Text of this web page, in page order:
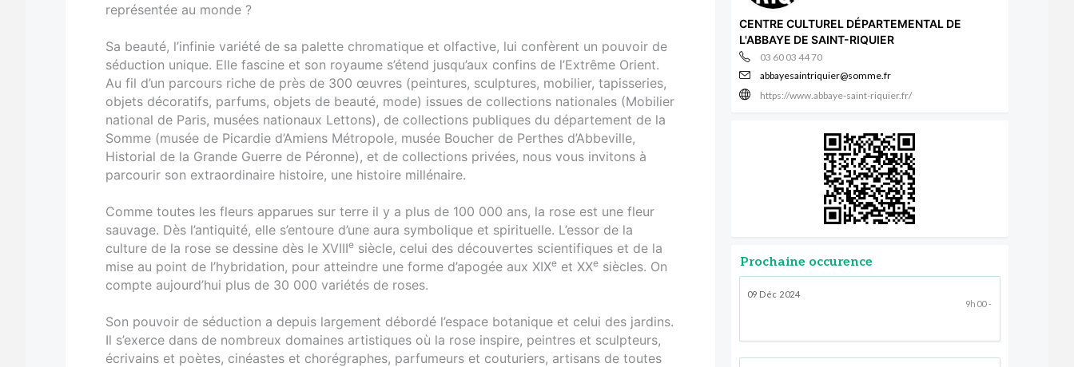
représentée au monde ?
Sa beauté, l’infinie variété de sa palette chromatique et olfactive, lui confèrent un pouvoir de
séduction unique. Elle fascine et son royaume s’étend jusqu’aux confins de l’Extrême Orient.
Au fil d’un parcours riche de près de 300 œuvres (peintures, sculptures, mobilier, tapisseries,
objets décoratifs, parfums, objets de beauté, mode) issues de collections nationales (Mobilier
national de Paris, musées nationaux Lettons), de collections publiques du département de la
Somme (musée de Picardie d’Amiens Métropole, musée Boucher de Perthes d’Abbeville,
Historial de la Grande Guerre de Péronne), et de collections privées, nous vous invitons à
parcourir son extraordinaire histoire, une histoire millénaire.
Comme toutes les fleurs apparues sur terre il y a plus de 100 000 ans, la rose est une fleur
sauvage. Dès l’antiquité, elle s’entoure d’une aura symbolique et spirituelle. L’essor de la
culture de la rose se dessine dès le XVIIIe siècle, celui des découvertes scientifiques et de la
mise au point de l’hybridation, pour atteindre une forme d’apogée aux XIXe et XXe siècles. On
compte aujourd’hui plus de 30 000 variétés de roses.
Son pouvoir de séduction a depuis largement débordé l’espace botanique et celui des jardins.
Il s’exerce dans de nombreux domaines artistiques où la rose inspire, peintres et sculpteurs,
écrivains et poètes, cinéastes et chorégraphes, parfumeurs et couturiers, artisans de toutes
CENTRE CULTUREL DÉPARTEMENTAL DE
L'ABBAYE DE SAINT-RIQUIER
03 60 03 44 70
abbayesaintriquier@somme.fr
https://www.abbaye-saint-riquier.fr/
Prochaine occurence
09 Déc 2024
9h00 -